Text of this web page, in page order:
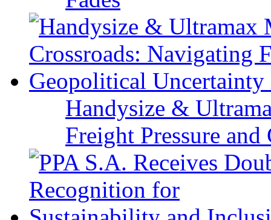
Handysize &
Freight Pressure